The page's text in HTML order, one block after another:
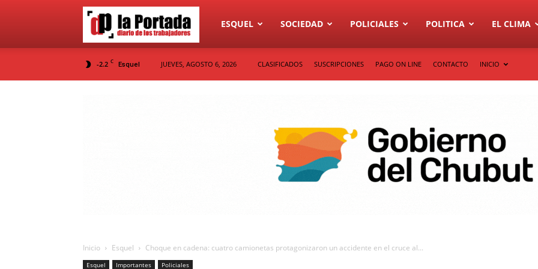
Diario
La
ESQUEL SOCIEDAD POLICIALES POLITICA EL CLIMA
-2.2 C Esquel JUEVES, AGOSTO 6, 2026 CLASIFICADOS SUSCRIPCIONES PAGO ON LINE CONTACTO INICIO
Inicio Esquel Choque en cadena: cuatro camionetas protagonizaron un accidente en el cruce al...
Esquel Importantes Policiales